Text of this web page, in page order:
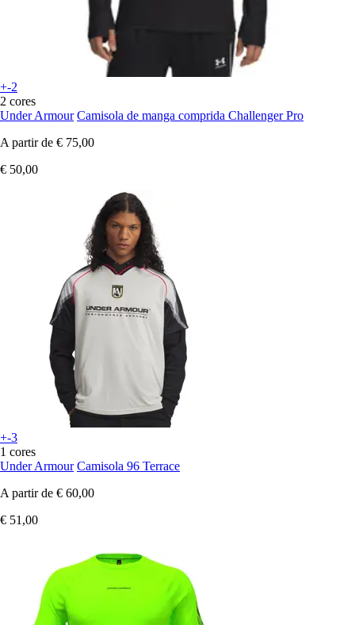
+-2
2 cores
Under Armour Camisola de manga comprida Challenger Pro
A partir de € 75,00
€ 50,00
+-3
1 cores
Under Armour Camisola 96 Terrace
A partir de € 60,00
€ 51,00